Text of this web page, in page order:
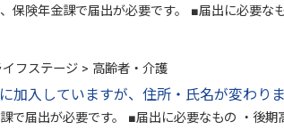
保険年金課で届出が必要です。 ■届出に必要
フステージ > 高齢者・介護
加入していますが、住所・氏名が変わり
で届出が必要です。 ■届出に必要なもの ・後